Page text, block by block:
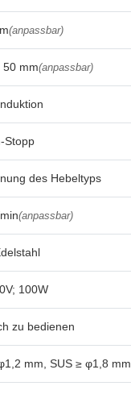
(anpassbar)
50 mm(anpassbar)
Stopp
des Hebeltyps
(anpassbar)
100W
zu bedienen
mm, SUS ≥ φ1,8 mm